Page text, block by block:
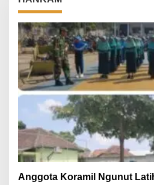
Anggota Koramil Ngunut